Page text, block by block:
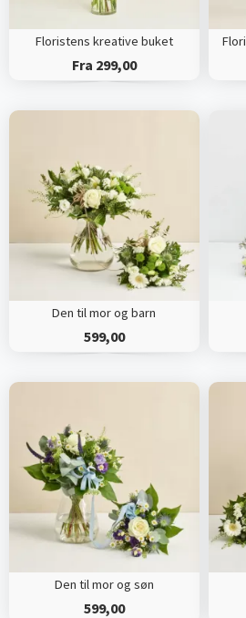
Floristens kreative buket
Fra 299,00
Den til mor og barn
599,00
Den til mor og søn
599,00